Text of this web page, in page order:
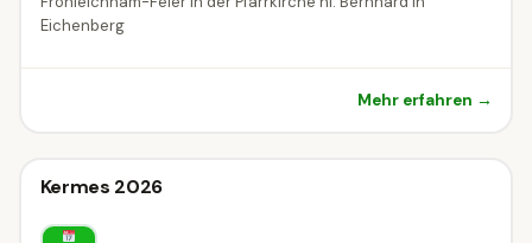
Eichenberg
Mehr erfahren →
Sonstiges
Wolfurt
Sonstiges
Kermes 2026